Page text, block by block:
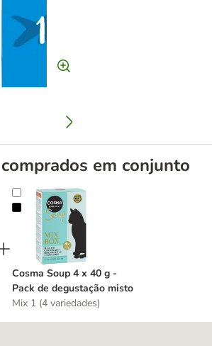
em conjunto
Cosma Soup 4 x 40 g - Pack de degustação
Cosma Soup 4 x 40 g -
Pack de degustação misto
Mix 1 (4 variedades)